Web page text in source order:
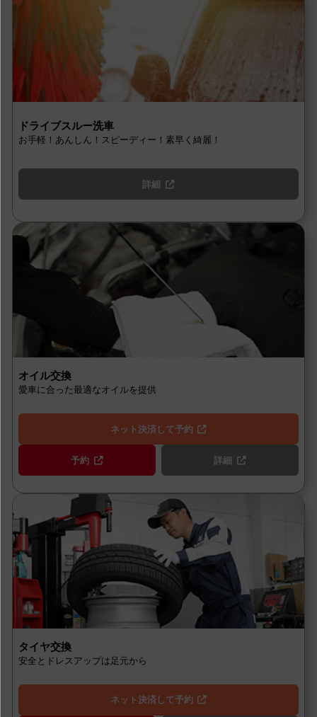
ドライブスルー洗車
お手軽！あんしん！スピーディー！素早く綺麗！
詳細
オイル交換
愛車に合った最適なオイルを提供
ネット決済して予約
予約 詳細
タイヤ交換
安全とドレスアップは足元から
ネット決済して予約